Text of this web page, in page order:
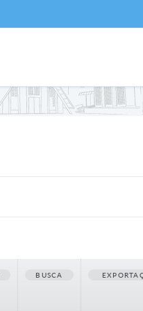
BUSCA